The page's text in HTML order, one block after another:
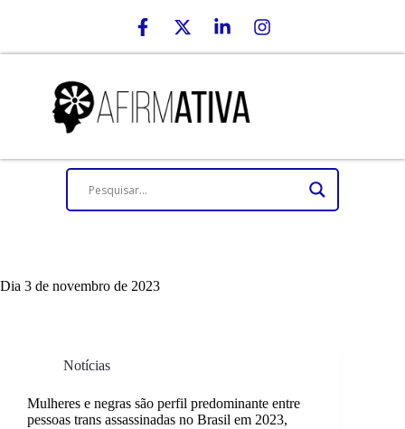
Dia 3 de novembro de 2023
Notícias
Mulheres e negras são perfil predominante entre
pessoas trans assassinadas no Brasil em 2023,